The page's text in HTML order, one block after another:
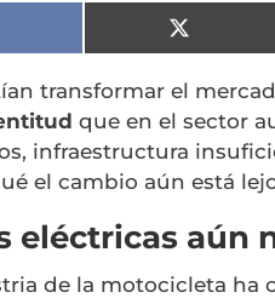
Compartir
en
X
(Twitter)
transformar el
que en el sector
infraestructura
el cambio aún está
eléctricas aún
de la motocicleta ha